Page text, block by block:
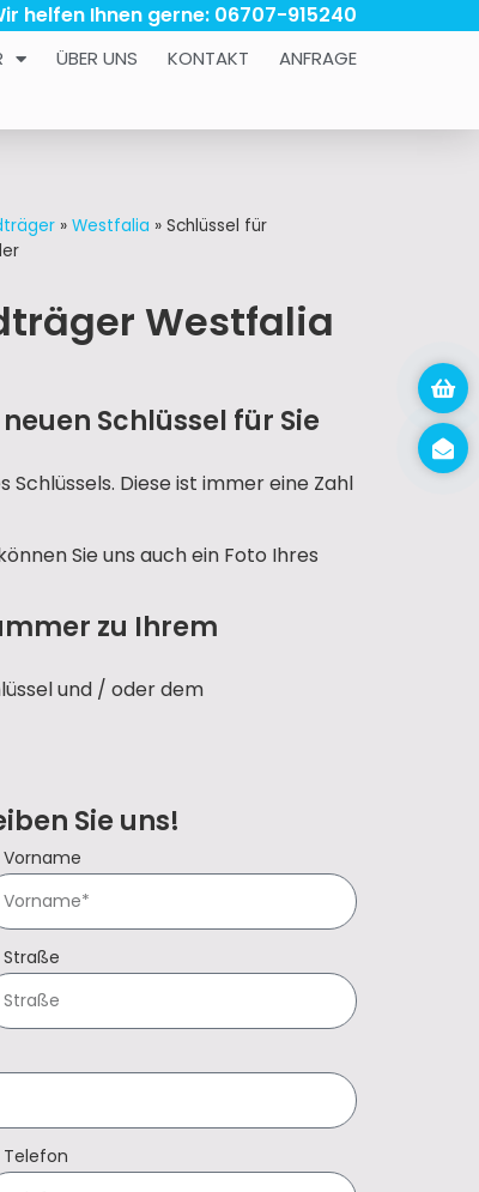
helfen Ihnen gerne: 06707-915240
ÜBER UNS KONTAKT ANFRAGE
» Westfalia » Schlüssel für
Westfalia
Schlüssel für Sie
Diese ist immer eine Zahl
Sie uns auch ein Foto Ihres
zu Ihrem
und / oder dem
Sie uns!
Vorname
Straße
Telefon